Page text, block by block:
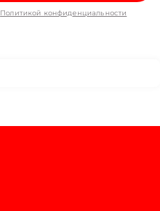
Политикой конфиденциальности